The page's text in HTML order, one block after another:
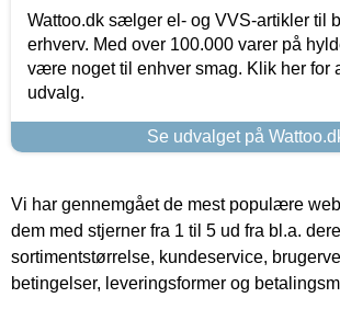
Wattoo.dk sælger el- og VVS-artikler til
erhverv. Med over 100.000 varer på
være noget til enhver smag. Klik her for
udvalg.
Se udvalget på
Vi har gennemgået de mest populære
dem med stjerner fra 1 til 5 ud fra bl.a.
sortimentstørrelse, kundeservice,
betingelser, leveringsformer og